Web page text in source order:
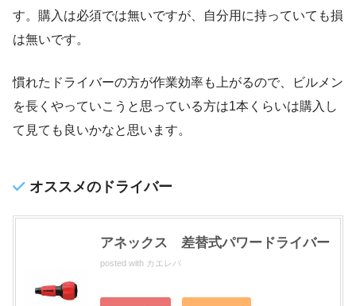
す。購入は必須では無いですが、自分用に持っていても損
は無いです。
慣れたドライバーの方が作業効率も上がるので、ビルメン
を長くやっていこうと思っている方は1本くらいは購入し
て見ても良いかなと思います。
オススメのドライバー
アネックス 差替式パワードライバー
posted with カエレバ